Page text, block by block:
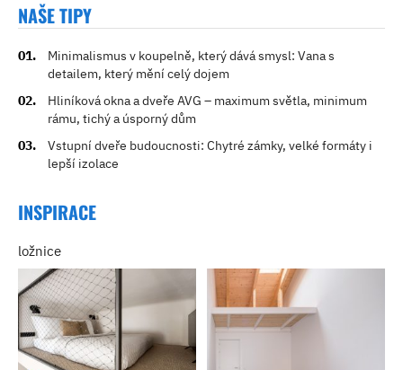
NAŠE TIPY
Minimalismus v koupelně, který dává smysl: Vana s
detailem, který mění celý dojem
Hliníková okna a dveře AVG – maximum světla, minimum
rámu, tichý a úsporný dům
Vstupní dveře budoucnosti: Chytré zámky, velké formáty i
lepší izolace
INSPIRACE
ložnice